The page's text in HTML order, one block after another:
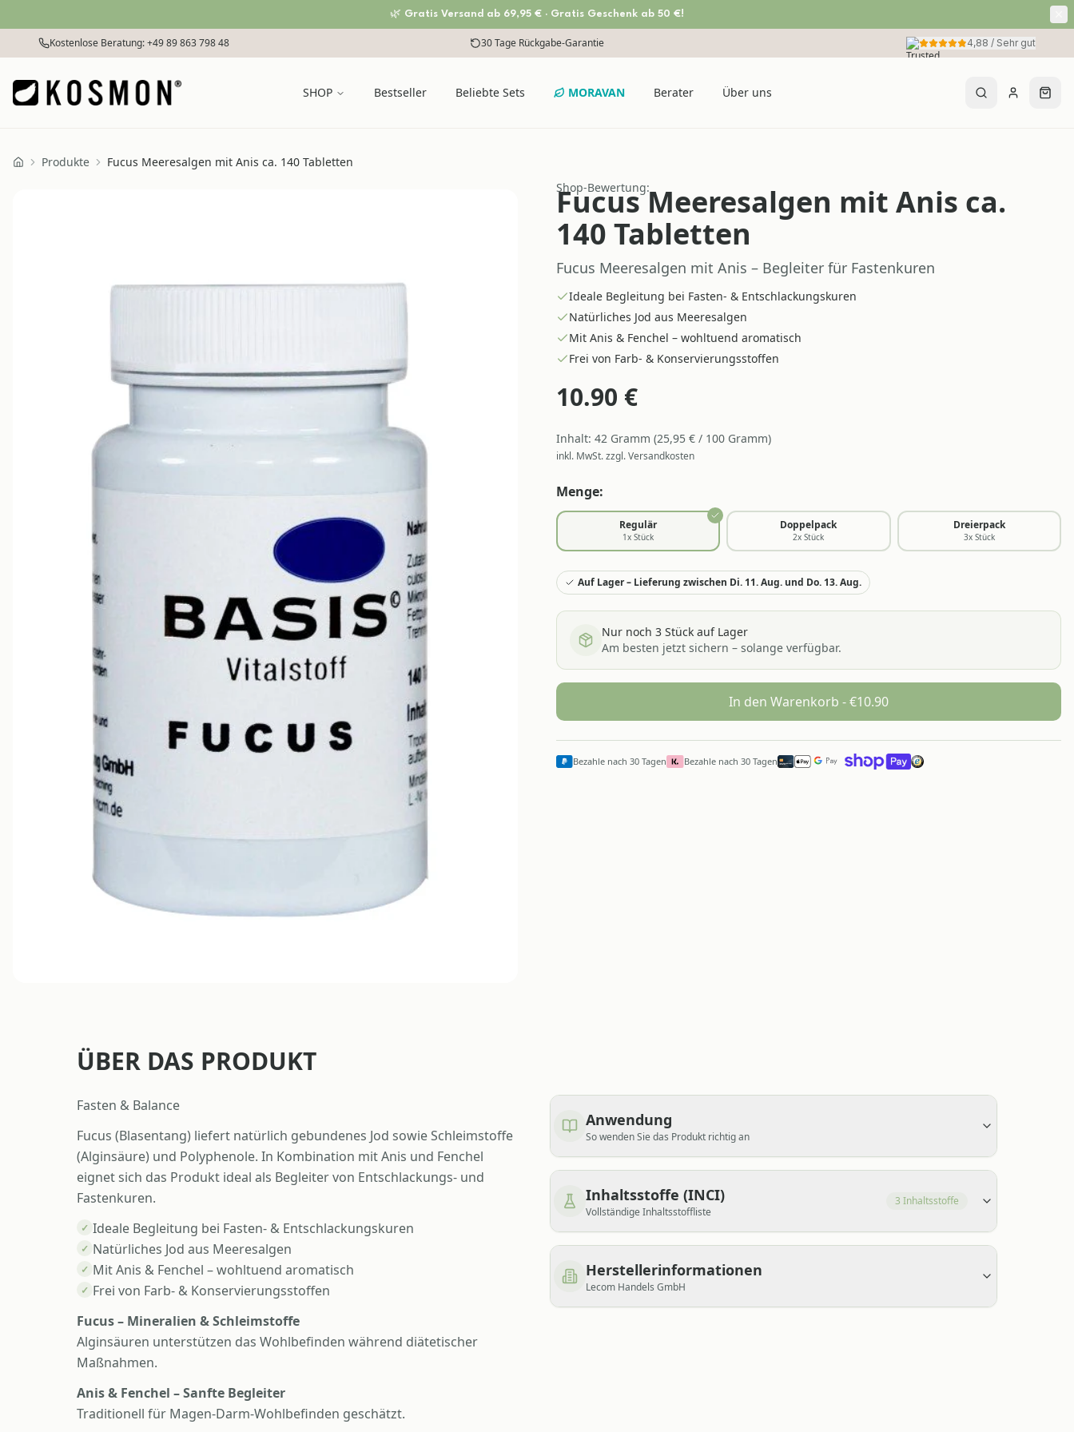
🌿 Gratis Versand ab 69,95 € · Gratis Geschenk ab 50 €!
Zum Inhalt springen
Kostenlose Beratung: +49 89 863 798 48 30 Tage Rückgabe-Garantie 4,88 / Sehr gut
SHOP Bestseller Beliebte Sets MORAVAN Berater Über uns
HomeProdukte
Fucus Meeresalgen mit Anis ca. 140 Tabletten
Shop-Bewertung:
Fucus Meeresalgen mit Anis ca.
140 Tabletten
Fucus Meeresalgen mit Anis – Begleiter für Fastenkuren
Ideale Begleitung bei Fasten- & Entschlackungskuren
Natürliches Jod aus Meeresalgen
Mit Anis & Fenchel – wohltuend aromatisch
Frei von Farb- & Konservierungsstoffen
10.90 €
Inhalt: 42 Gramm (25,95 € / 100 Gramm)
inkl. MwSt. zzgl. Versandkosten
Menge:
Regulär
1x Stück
Doppelpack
2x Stück
Dreierpack
3x Stück
Auf Lager – Lieferung zwischen Di. 11. Aug. und Do. 13. Aug.
Nur noch 3 Stück auf Lager
Am besten jetzt sichern – solange verfügbar.
In den Warenkorb - €10.90
Bezahle nach 30 Tagen Bezahle nach 30 Tagen
ÜBER DAS PRODUKT
Fasten & Balance
Fucus (Blasentang) liefert natürlich gebundenes Jod sowie Schleimstoffe
(Alginsäure) und Polyphenole. In Kombination mit Anis und Fenchel
eignet sich das Produkt ideal als Begleiter von Entschlackungs- und
Fastenkuren.
✓ Ideale Begleitung bei Fasten- & Entschlackungskuren
✓ Natürliches Jod aus Meeresalgen
✓ Mit Anis & Fenchel – wohltuend aromatisch
✓ Frei von Farb- & Konservierungsstoffen
Fucus – Mineralien & Schleimstoffe
Alginsäuren unterstützen das Wohlbefinden während diätetischer
Maßnahmen.
Anis & Fenchel – Sanfte Begleiter
Traditionell für Magen-Darm-Wohlbefinden geschätzt.
Anwendung
So wenden Sie das Produkt richtig an
Inhaltsstoffe (INCI)
Vollständige Inhaltsstoffliste
3 Inhaltsstoffe
Herstellerinformationen
Lecom Handels GmbH